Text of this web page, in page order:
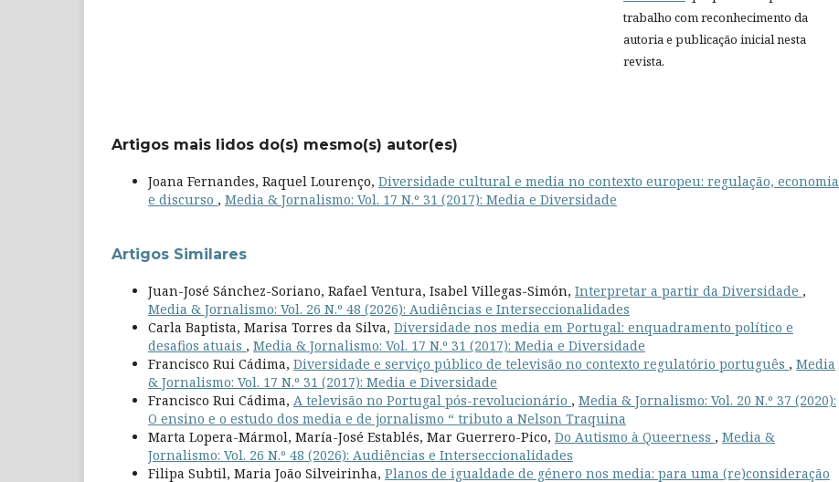
trabalho com reconhecimento da
autoria e publicação inicial nesta
revista.
Artigos mais lidos do(s) mesmo(s) autor(es)
Joana Fernandes, Raquel Lourenço, Diversidade cultural e media no contexto europeu: regulação, economia
e discurso , Media & Jornalismo: Vol. 17 N.º 31 (2017): Media e Diversidade
Artigos Similares
Juan-José Sánchez-Soriano, Rafael Ventura, Isabel Villegas-Simón, Interpretar a partir da Diversidade ,
Media & Jornalismo: Vol. 26 N.º 48 (2026): Audiências e Interseccionalidades
Carla Baptista, Marisa Torres da Silva, Diversidade nos media em Portugal: enquadramento político e
desafios atuais , Media & Jornalismo: Vol. 17 N.º 31 (2017): Media e Diversidade
Francisco Rui Cádima, Diversidade e serviço público de televisão no contexto regulatório português , Media
& Jornalismo: Vol. 17 N.º 31 (2017): Media e Diversidade
Francisco Rui Cádima, A televisão no Portugal pós-revolucionário , Media & Jornalismo: Vol. 20 N.º 37 (2020):
O ensino e o estudo dos media e de jornalismo “ tributo a Nelson Traquina
Marta Lopera-Mármol, María-José Establés, Mar Guerrero-Pico, Do Autismo à Queerness , Media &
Jornalismo: Vol. 26 N.º 48 (2026): Audiências e Interseccionalidades
Filipa Subtil, Maria João Silveirinha, Planos de igualdade de género nos media: para uma (re)consideração